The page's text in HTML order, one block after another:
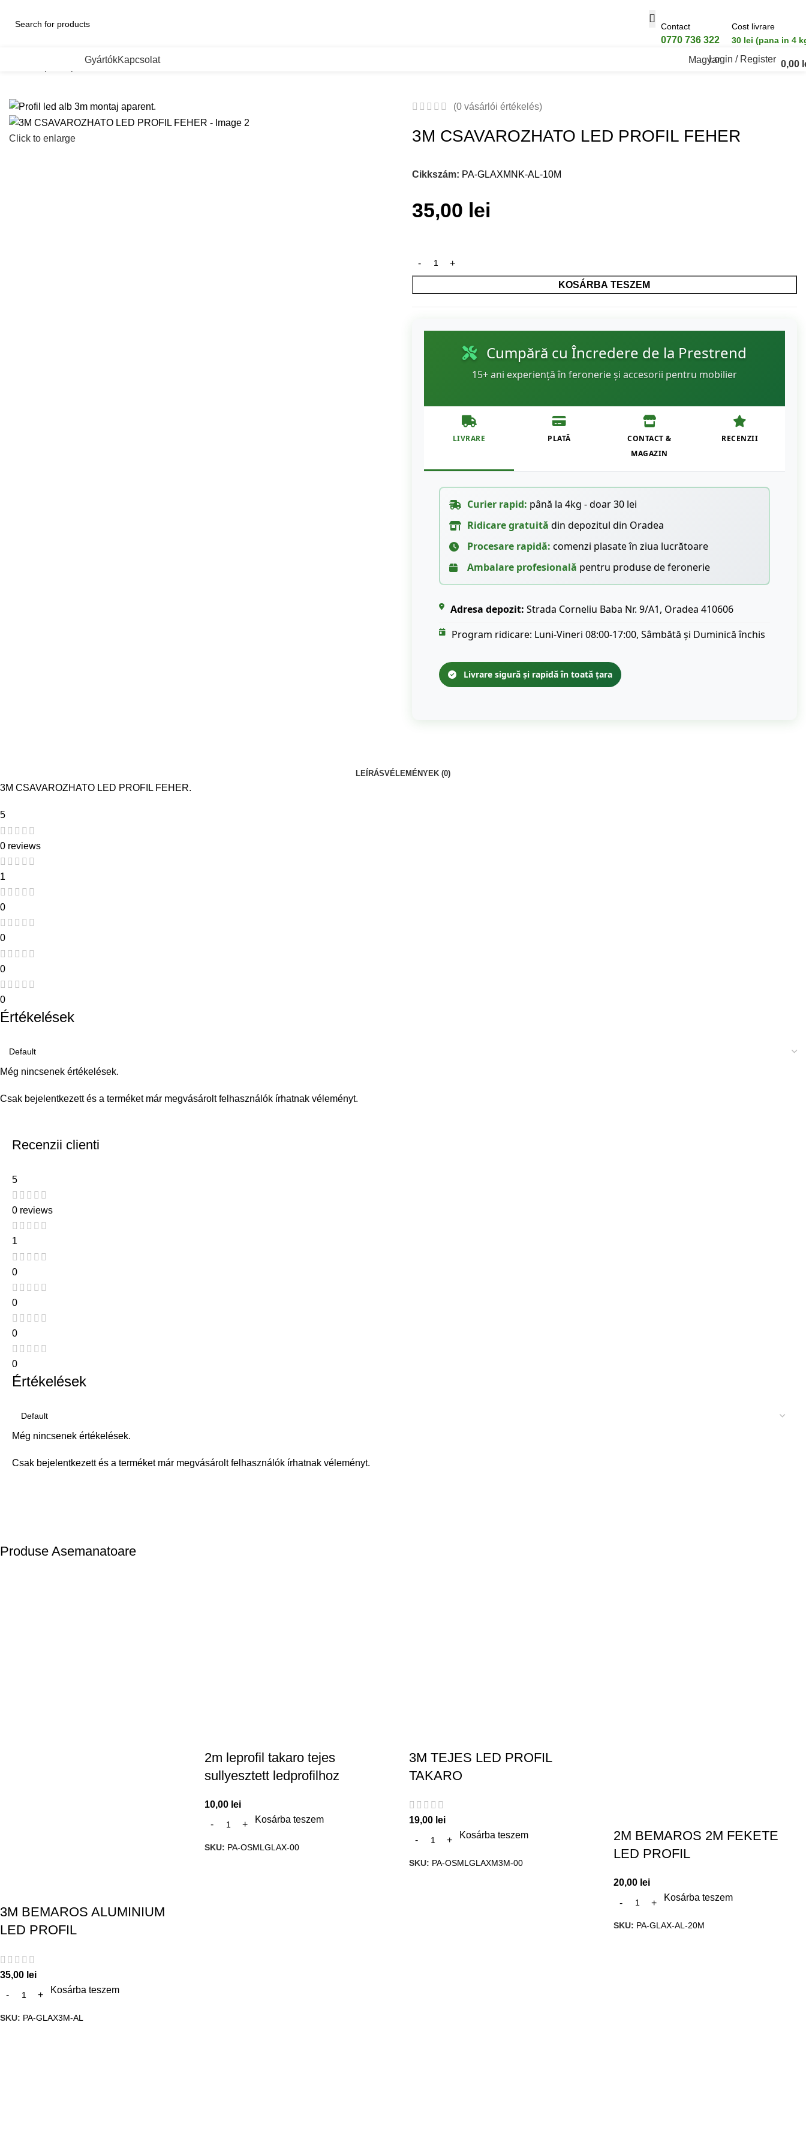
Contact
0770 736 322
Cost livrare
30 lei (pana in 4
GyártókKapcsolat MagyarLogin / Register 0,00
Led profilok 3M CSAVAROZHATO LED PROFIL FEHER
Click to enlarge
(0vásárlói értékelés)
3M CSAVAROZHATO LED PROFIL FEHER
Cikkszám: PA-GLAXMNK-AL-10M
35,00 lei
KOSÁRBA TESZEM
Cumpără cu Încredere de la Prestrend
15+ ani experiență în feronerie și accesorii pentru mobilier
LIVRARE PLATĂ
CONTACT &
MAGAZIN
RECENZII
Curier rapid: până la 4kg - doar 30 lei
Ridicare gratuită din depozitul din Oradea
Procesare rapidă: comenzi plasate în ziua lucrătoare
Ambalare profesională pentru produse de feronerie
Adresa depozit: Strada Corneliu Baba Nr. 9/A1, Oradea 410606
Program ridicare: Luni-Vineri 08:00-17:00, Sâmbătă și Duminică închis
Livrare sigură și rapidă în toată țara
LEÍRÁSVÉLEMÉNYEK (0)
3M CSAVAROZHATO LED PROFIL FEHER.
5
0 reviews
1
0
0
0
0
Értékelések
Még nincsenek értékelések.
Csak bejelentkezett és a terméket már megvásárolt felhasználók írhatnak véleményt.
Recenzii clienti
5
0 reviews
1
0
0
0
0
Értékelések
Még nincsenek értékelések.
Csak bejelentkezett és a terméket már megvásárolt felhasználók írhatnak véleményt.
Produse Asemanatoare
3M BEMAROS ALUMINIUM
LED PROFIL
35,00 lei
Kosárba teszem
SKU: PA-GLAX3M-AL
2m leprofil takaro tejes
sullyesztett ledprofilhoz
10,00 lei
Kosárba teszem
SKU: PA-OSMLGLAX-00
3M TEJES LED PROFIL
TAKARO
19,00 lei
Kosárba teszem
SKU: PA-OSMLGLAXM3M-00
2M BEMAROS 2M FEKETE
LED PROFIL
20,00 lei
Kosárba teszem
SKU: PA-GLAX-AL-20M